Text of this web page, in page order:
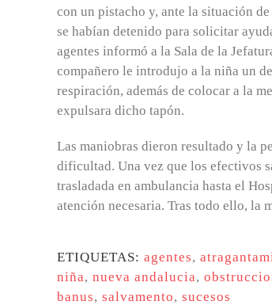
con un pistacho y, ante la situación
se habían detenido para solicitar
agentes informó a la Sala de la
compañero le introdujo a la niña un
respiración, además de colocar a la
expulsara dicho tapón.
Las maniobras dieron resultado y la
dificultad. Una vez que los efectivos
trasladada en ambulancia hasta el
atención necesaria. Tras todo ello, la
ETIQUETAS: agentes,
niña, nueva andalucia,
banus, salvamento, sucesos